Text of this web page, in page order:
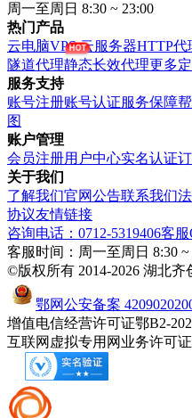
周一至周日 8:30 ~ 23:00
热门产品
云电脑VPS云服务器HTTP代
隧道代理静态长效代理更多
服务支持
账号注册账号认证服务保障
图
账户管理
会员注册用户中心实名认证
关于我们
了解我们官网公告联系我们
协议友情链接
咨询电话：0712-5319406客服
客服时间：周一至周日 8:30 ~
©版权所有 2014-2026 湖北齐
鄂网公安备案
增值电信经营许可证鄂B2-
互联网虚拟专用网业务许可证